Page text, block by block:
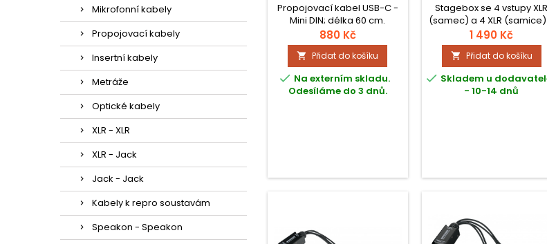
Mikrofonní kabely
Propojovací kabely
Insertní kabely
Metráže
Optické kabely
XLR - XLR
XLR - Jack
Jack - Jack
Kabely k repro soustavám
Speakon - Speakon
Propojovací kabel USB-C -
Mini DIN; délka 60 cm.
880 Kč
 Přidat do košíku
 Na externím skladu.
Odesíláme do 3 dnů.
Stagebox se 4 vstupy XLR
(samec) a 4 XLR
2x zásuvkou RJ45 pro
přenos analogových nebo
digitálních signálů síťovými
kabely, komponenty
systému lze libovolně
kombinovat. Provoz je
1 490 Kč
 Přidat do košíku
 Skladem u
- 10-14 dnů